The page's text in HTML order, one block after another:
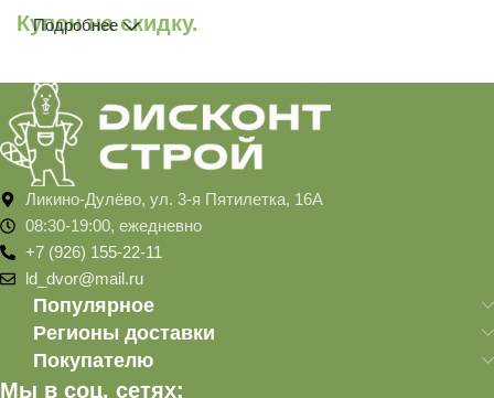
Купон на скидку.
Подробнее
Ликино-Дулёво, ул. 3-я Пятилетка, 16А
08:30-19:00, ежедневно
+7 (926) 155-22-11
ld_dvor@mail.ru
Популярное
Регионы доставки
Покупателю
Мы в соц. сетях: